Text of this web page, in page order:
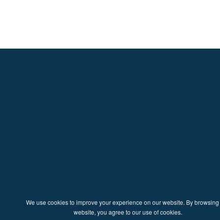
We use cookies to improve your experience on our website. By
website, you agree to our use of cookies.